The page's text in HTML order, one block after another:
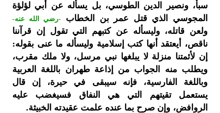
سبأ، ونصير الدين الطوسي، بل يسأله عن أبي لؤلؤة
المجوسي الذي قتل عمر بن الخطاب
-رضي الله عنه-
ولعن قاتله، وليسأله عن كتبهم التي تقول إن قرآننا
ناقص، أيعتقد أنها كتب إسلامية وليسأله ما عنى بقوله:
إن لأئمتنا منزلة لا يبلغها نبي مرسل، ولا ملك مقرب،
ويطلب منه الجواب من إذاعة طهران باللغة العربية
وباللغة الفارسية، فإنه سيبقى في حيرة، إن قال
يستعمل تقيتهم التي هي النفاق فسيغضب عليه
الروافض، وإن صرح بما عنده علمت عقيدته الخبيثة.